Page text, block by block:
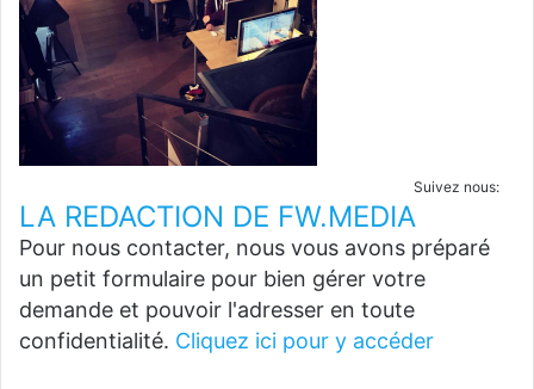
Suivez nous:
LA REDACTION DE FW.MEDIA
Pour nous contacter, nous vous avons préparé
un petit formulaire pour bien gérer votre
demande et pouvoir l'adresser en toute
confidentialité. Cliquez ici pour y accéder